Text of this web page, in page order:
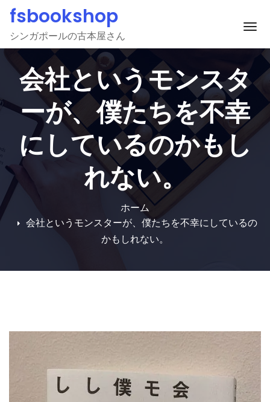
Skip
content
fsbookshop
シンガポールの古本屋さん ナ
会社というモンスタ
ーが、僕たちを不幸
にしているのかもし
れない。
ホーム
会社というモンスターが、僕たちを不幸にしているの
かもしれない。